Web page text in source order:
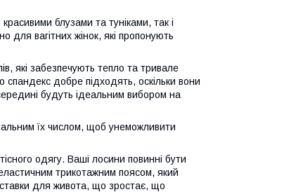
блузами та туніками, так і
для вагітних жінок, які пропонують
які забезпечують тепло та тривале
спандекс добре підходять, оскільки вони
будуть ідеальним вибором на
їх числом, щоб унеможливити
одягу. Ваші лосини повинні бути
трикотажним поясом, який
для живота, що зростає, що